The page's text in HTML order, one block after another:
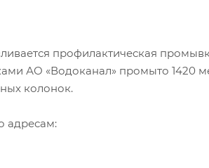
профилактическая
АО «Водоканал» промыто 1420
колонок.
адресам: